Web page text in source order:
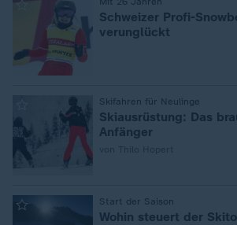
Schweizer Profi-
verunglückt
Skifahren für Neulinge
Skiausrüstung: Das
Anfänger
Start der Saison
Wohin steuert der